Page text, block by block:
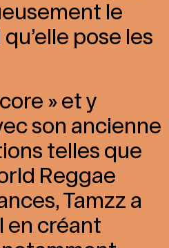
le
pose les
» et y
son ancienne
telles que
Reggae
Tamzz a
en créant